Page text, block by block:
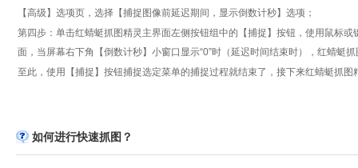
【高级】选项页，选择【捕捉图像前延迟期间，显示倒数计秒】选项；
第四步：单击红蜻蜓抓图精灵主界面左侧按钮组中的【捕捉】按钮，使用鼠标
面，当屏幕右下角【倒数计秒】小窗口显示“0”时（延迟时间结束时），红蜻蜓
至此，使用【捕捉】按钮捕捉选定菜单的捕捉过程就结束了，接下来红蜻蜓抓
如何进行快速抓图？